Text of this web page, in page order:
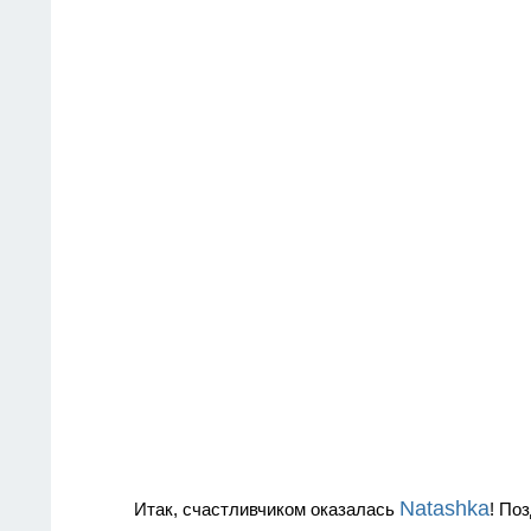
Итак, счастливчиком оказалась Natashka!